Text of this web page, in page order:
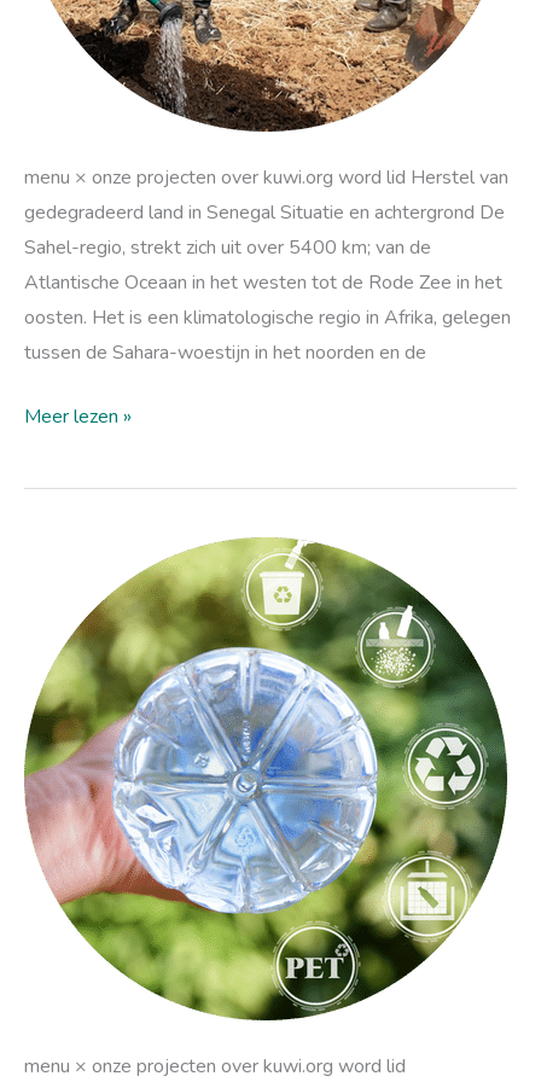
menu × onze projecten over kuwi.org word lid Herstel van
gedegradeerd land in Senegal Situatie en achtergrond De
Sahel-regio, strekt zich uit over 5400 km; van de
Atlantische Oceaan in het westen tot de Rode Zee in het
oosten. Het is een klimatologische regio in Afrika, gelegen
tussen de Sahara-woestijn in het noorden en de
Meer lezen »
menu × onze projecten over kuwi.org word lid
betekenen
recyclingsymbolen?